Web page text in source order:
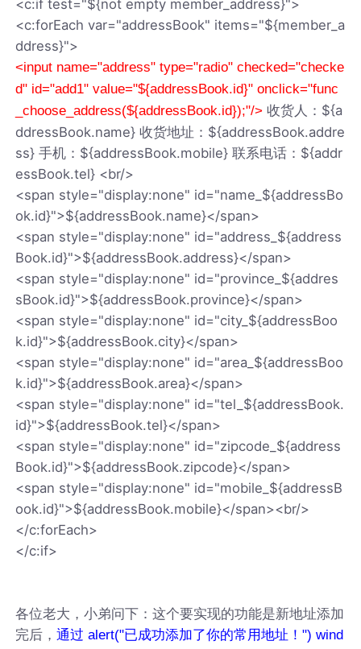
<c:if test="${not empty member_address}">
<c:forEach var="addressBook" items="${member_a
ddress}">
<input name="address" type="radio" checked="checke
d" id="add1" value="${addressBook.id}" onclick="func
_choose_address(${addressBook.id});"/> 收货人：${a
ddressBook.name} 收货地址：${addressBook.addre
ss} 手机：${addressBook.mobile} 联系电话：${addr
essBook.tel} <br/>
<span style="display:none" id="name_${addressBo
ok.id}">${addressBook.name}</span>
<span style="display:none" id="address_${address
Book.id}">${addressBook.address}</span>
<span style="display:none" id="province_${addres
sBook.id}">${addressBook.province}</span>
<span style="display:none" id="city_${addressBoo
k.id}">${addressBook.city}</span>
<span style="display:none" id="area_${addressBoo
k.id}">${addressBook.area}</span>
<span style="display:none" id="tel_${addressBook.
id}">${addressBook.tel}</span>
<span style="display:none" id="zipcode_${address
Book.id}">${addressBook.zipcode}</span>
<span style="display:none" id="mobile_${addressB
ook.id}">${addressBook.mobile}</span><br/>
</c:forEach>
</c:if>
各位老大，小弟问下：这个要实现的功能是新地址添加
完后，通过 alert("已成功添加了你的常用地址！") wind